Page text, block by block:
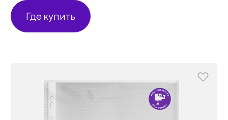
Где купить